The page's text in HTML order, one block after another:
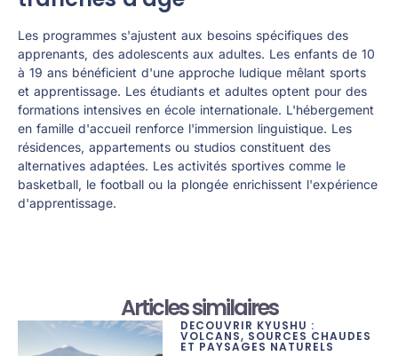
Les programmes s'ajustent aux besoins spécifiques des
apprenants, des adolescents aux adultes. Les enfants de 10
à 19 ans bénéficient d'une approche ludique mêlant sports
et apprentissage. Les étudiants et adultes optent pour des
formations intensives en école internationale. L'hébergement
en famille d'accueil renforce l'immersion linguistique. Les
résidences, appartements ou studios constituent des
alternatives adaptées. Les activités sportives comme le
basketball, le football ou la plongée enrichissent l'expérience
d'apprentissage.
Articles similaires
DÉCOUVRIR KYUSHU :
VOLCANS, SOURCES CHAUDES
ET PAYSAGES NATURELS